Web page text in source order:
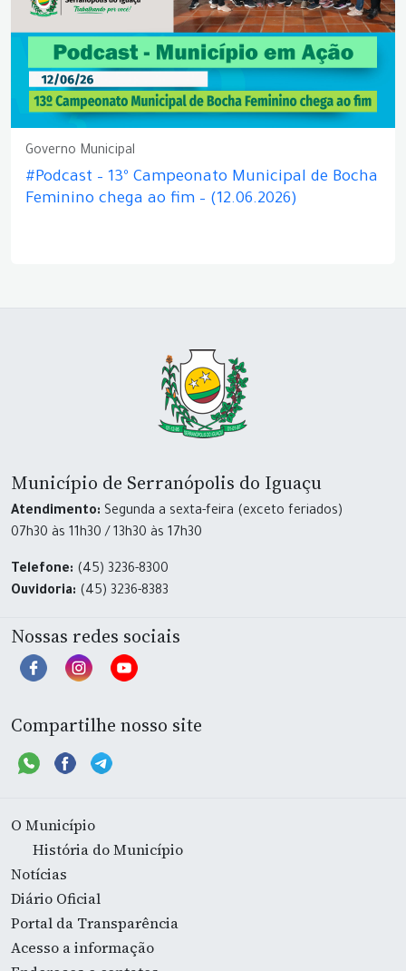
Governo Municipal
#Podcast – 13º Campeonato Municipal de Bocha
Feminino chega ao fim – (12.06.2026)
Município de Serranópolis do Iguaçu
Atendimento: Segunda a sexta-feira (exceto feriados)
07h30 às 11h30 / 13h30 às 17h30
Telefone: (45) 3236-8300
Ouvidoria: (45) 3236-8383
Nossas redes sociais
Compartilhe nosso site
O Município
História do Município
Notícias
Diário Oficial
Portal da Transparência
Acesso a informação